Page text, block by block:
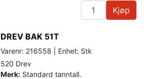
Kjøp
DREV BAK 51T
Varenr: 216558 | Enhet: Stk
520 Drev
Merk: Standard tanntall.